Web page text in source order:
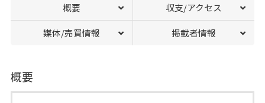
概要 収支/アクセス
媒体/売買情報 掲載者情報
概要